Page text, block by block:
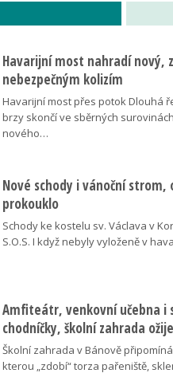
Havarijní most nahradí nový,
nebezpečným kolizím
Havarijní most přes potok Dlouhá
brzy skončí ve sběrných
nového…
Nové schody i vánoční strom,
prokouklo
Schody ke kostelu sv. Václava v
S.O.S. I když nebyly vyloženě v
Amfiteátr, venkovní učebna i
chodníčky, školní zahrada ožije
Školní zahrada v Bánově
kterou „zdobí“ torza pařeniště,